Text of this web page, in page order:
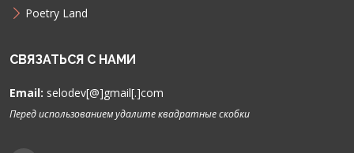
Poetry Land
СВЯЗАТЬСЯ С НАМИ
Email: selodev[@]gmail[.]com
Перед использованием удалите квадратные скобки